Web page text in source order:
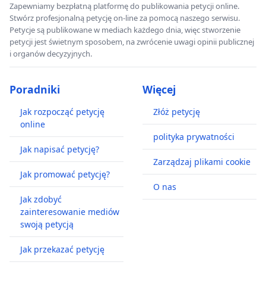
Zapewniamy bezpłatną platformę do publikowania petycji online.
Stwórz profesjonalną petycję on-line za pomocą naszego serwisu.
Petycje są publikowane w mediach każdego dnia, więc stworzenie
petycji jest świetnym sposobem, na zwrócenie uwagi opinii publicznej
i organów decyzyjnych.
Poradniki
Jak rozpocząć petycję
online
Jak napisać petycję?
Jak promować petycję?
Jak zdobyć
zainteresowanie mediów
swoją petycją
Jak przekazać petycję
Więcej
Złóż petycję
polityka prywatności
Zarządzaj plikami cookie
O nas